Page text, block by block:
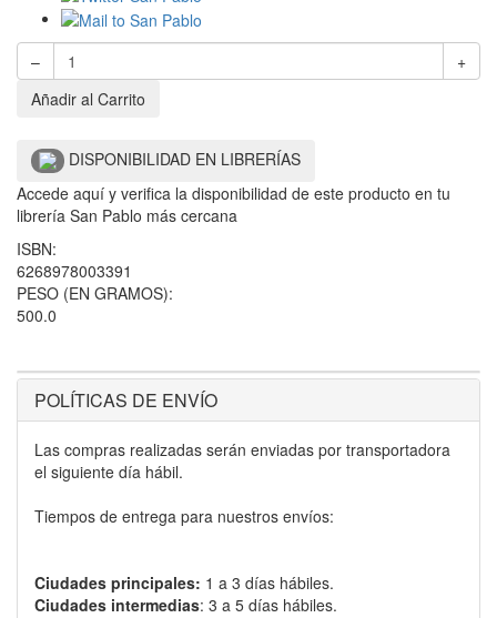
–
+
Añadir al Carrito
DISPONIBILIDAD EN LIBRERÍAS
Accede aquí y verifica la disponibilidad de este producto en tu
librería San Pablo más cercana
ISBN:
6268978003391
PESO (EN GRAMOS):
500.0
POLÍTICAS DE ENVÍO
Las compras realizadas serán enviadas por transportadora
el siguiente día hábil.
Tiempos de entrega para nuestros envíos:
Ciudades principales: 1 a 3 días hábiles.
Ciudades intermedias: 3 a 5 días hábiles.